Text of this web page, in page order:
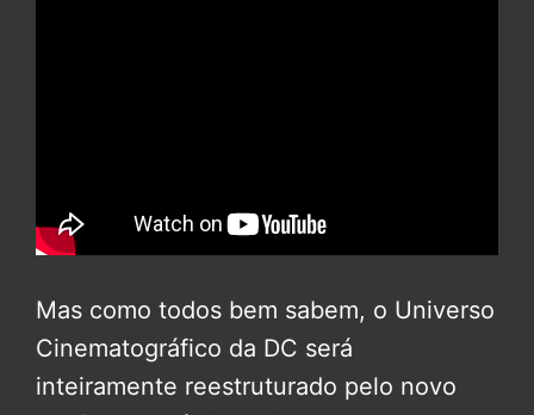
Mas como todos bem sabem, o Universo
Cinematográfico da DC será
inteiramente reestruturado pelo novo